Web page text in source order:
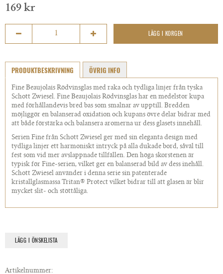
169 kr
LÄGG I KORGEN
PRODUKTBESKRIVNING ÖVRIG INFO
Fine Beaujolais Rödvinsglas med raka och tydliga linjer från tyska
Schott Zwiesel. Fine Beaujolais Rödvinsglas har en medelstor kupa
med förhållandevis bred bas som smalnar av upptill. Bredden
möjliggör en balanserad oxidation och kupans övre delar bidrar med
att både förstärka och balansera aromerna ur dess glasets innehåll.
Serien Fine från Schott Zwiesel ger med sin eleganta design med
tydliga linjer ett harmoniskt intryck på alla dukade bord, såväl till
fest som vid mer avslappnade tillfällen. Den höga skorstenen är
typisk för Fine-serien, vilket ger en balanserad bild av dess inehåll.
Schott Zwiesel använder i denna serie sin patenterade
kristallglasmassa Tritan® Protect vilket bidrar till att glasen är blir
mycket slit- och stöttåliga.
LÄGG I ÖNSKELISTA
Artikelnummer: